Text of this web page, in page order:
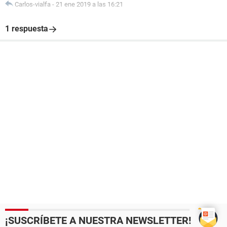
Carlos-vialfa - 21 ene 2019 a las 16:21
1 respuesta
¡SUSCRÍBETE A NUESTRA NEWSLETTER!